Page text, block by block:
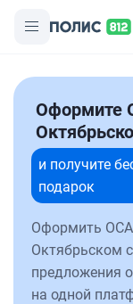
Оформите
и получите
подарок
Оформить
Октябрьском
предложения
на одной